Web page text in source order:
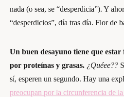
nada (o sea, se “desperdicia”). Y
“desperdicios”, día tras día. Flor de
Un buen desayuno tiene que
por proteínas y grasas. ¿Quéee??
sí, esperen un segundo. Hay una
preocupan por la circunferencia de